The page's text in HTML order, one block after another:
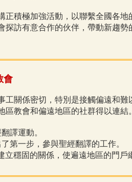
正積極加強活動，以聯繫全國各
探訪有意合作的伙伴，帶動新趨
會
關係密切，特別是接觸偏遠和難
教會和偏遠地區的社群得以連結
譯運動。
第一步，參與聖經翻譯的工作。
穩固的關係，使遍遠地區的門戶